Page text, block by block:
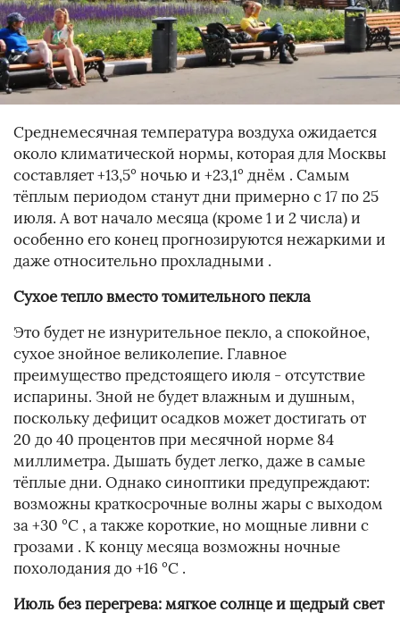
Среднемесячная температура воздуха ожидается
около климатической нормы, которая для Москвы
составляет +13,5° ночью и +23,1° днём . Самым
тёплым периодом станут дни примерно с 17 по 25
июля. А вот начало месяца (кроме 1 и 2 числа) и
особенно его конец прогнозируются нежаркими и
даже относительно прохладными .
Сухое тепло вместо томительного пекла
Это будет не изнурительное пекло, а спокойное,
сухое знойное великолепие. Главное
преимущество предстоящего июля - отсутствие
испарины. Зной не будет влажным и душным,
поскольку дефицит осадков может достигать от
20 до 40 процентов при месячной норме 84
миллиметра. Дышать будет легко, даже в самые
тёплые дни. Однако синоптики предупреждают:
возможны краткосрочные волны жары с выходом
за +30 °C , а также короткие, но мощные ливни с
грозами . К концу месяца возможны ночные
похолодания до +16 °C .
Июль без перегрева: мягкое солнце и щедрый свет